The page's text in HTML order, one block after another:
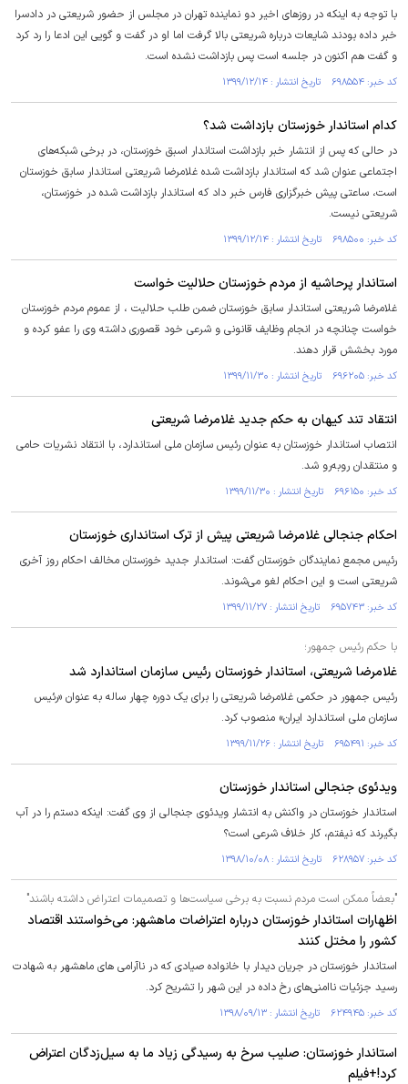
با توجه به اینکه در روزهای اخیر دو نماینده تهران در مجلس از حضور شریعتی در دادسرا
خبر داده‌ بودند شایعات درباره شریعتی بالا گرفت اما او در گفت و گویی این ادعا را رد کرد
و گفت هم اکنون در جلسه است پس بازداشت نشده است.
کد خبر: ۶۹۸۵۵۴ تاریخ انتشار : ۱۳۹۹/۱۲/۱۴
کدام استاندار خوزستان بازداشت شد؟
در حالی که پس از انتشار خبر بازداشت استاندار اسبق خوزستان، در برخی شبکه‌های
اجتماعی عنوان شد که استاندار بازداشت شده غلامرضا شریعتی استاندار سابق خوزستان
است، ساعتی پیش خبرگزاری فارس خبر داد که استاندار بازداشت شده در خوزستان،
شریعتی نیست.
کد خبر: ۶۹۸۵۰۰ تاریخ انتشار : ۱۳۹۹/۱۲/۱۴
استاندار پرحاشیه از مردم خوزستان حلالیت خواست
غلامرضا شریعتی استاندار سابق خوزستان ضمن طلب حلالیت ، از عموم مردم خوزستان
خواست چنانچه در انجام وظایف قانونی و شرعی خود قصوری داشته وی را عفو کرده و
مورد بخشش قرار دهند.
کد خبر: ۶۹۶۲۰۵ تاریخ انتشار : ۱۳۹۹/۱۱/۳۰
انتقاد تند کیهان به حکم جدید غلامرضا شریعتی
انتصاب استاندار خوزستان به عنوان رئیس سازمان ملی استاندارد، با انتقاد نشریات حامی
و منتقدان روبه‌رو شد.
کد خبر: ۶۹۶۱۵۰ تاریخ انتشار : ۱۳۹۹/۱۱/۳۰
احکام جنجالی غلامرضا شریعتی پیش از ترک استانداری خوزستان
رئیس مجمع نمایندگان خوزستان گفت: استاندار جدید خوزستان مخالف احکام روز آخری
شریعتی است و این احکام لغو می‌شوند.
کد خبر: ۶۹۵۷۴۳ تاریخ انتشار : ۱۳۹۹/۱۱/۲۷
با حکم رئیس جمهور؛
غلامرضا شریعتی، استاندار خوزستان رئیس سازمان استاندارد شد
رئیس جمهور در حکمی غلامرضا شریعتی را برای یک دوره چهار ساله به عنوان «رئیس
سازمان ملی استاندارد ایران» منصوب کرد.
کد خبر: ۶۹۵۴۹۱ تاریخ انتشار : ۱۳۹۹/۱۱/۲۶
ویدئوی جنجالی استاندار خوزستان
استاندار خوزستان در واکنش به انتشار ویدئوی جنجالی از وی گفت: اینکه دستم را در آب
بگیرند که نیفتم، کار خلاف شرعی است؟
کد خبر: ۶۲۸۹۵۷ تاریخ انتشار : ۱۳۹۸/۱۰/۰۸
"بعضاً ممکن است مردم نسبت به برخی سیاست‌ها و تصمیمات اعتراض داشته باشند"
اظهارات استاندار خوزستان درباره اعتراضات ماهشهر: می‌خواستند اقتصاد
کشور را مختل کنند
استاندار خوزستان در جریان دیدار با خانواده صیادی که در ناآرامی های ماهشهر به شهادت
رسید جزئیات ناامنی‌های رخ داده در این شهر را تشریح کرد.
کد خبر: ۶۲۴۹۴۵ تاریخ انتشار : ۱۳۹۸/۰۹/۱۳
استاندار خوزستان: صلیب سرخ به رسیدگی زیاد ما به سیل‌زدگان اعتراض
کرد!+فیلم